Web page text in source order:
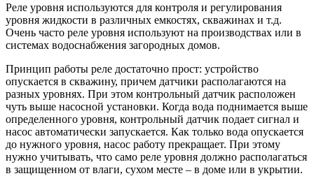
Реле уровня используются для контроля и регулирования
уровня жидкости в различных емкостях, скважинах и т.д.
Очень часто реле уровня используют на производствах или в
системах водоснабжения загородных домов.
Принцип работы реле достаточно прост: устройство
опускается в скважину, причем датчики располагаются на
разных уровнях. При этом контрольный датчик расположен
чуть выше насосной установки. Когда вода поднимается выше
определенного уровня, контрольный датчик подает сигнал и
насос автоматически запускается. Как только вода опускается
до нужного уровня, насос работу прекращает. При этому
нужно учитывать, что само реле уровня должно располагаться
в защищенном от влаги, сухом месте – в доме или в укрытии.